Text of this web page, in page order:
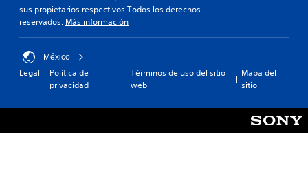
sus propietarios respectivos.Todos los derechos
reservados. Más información
México
Legal
Política de
privacidad
Términos de uso del sitio
web
Mapa del
sitio